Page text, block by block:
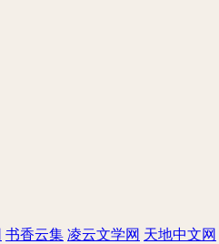
书香云集 凌云文学网 天地中文网